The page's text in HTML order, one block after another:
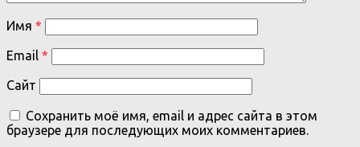
Имя *
Email *
Сайт
Сохранить моё имя, email и адрес сайта в этом
браузере для последующих моих комментариев.